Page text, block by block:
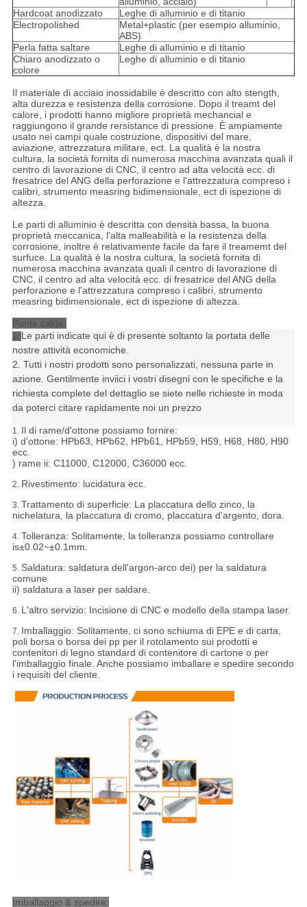
Hardcoat anodizzato
Leghe di alluminio e di titanio
Electropolished
Metal+plastic (per esempio alluminio,
ABS)
Perla fatta saltare
Leghe di alluminio e di titanio
Chiaro anodizzato o
colore
Leghe di alluminio e di titanio
Il materiale di acciaio inossidabile è descritto con alto stength,
alta durezza e resistenza della corrosione. Dopo il treamt del
calore, i prodotti hanno migliore proprietà mechancial e
raggiungono il grande rersistance di pressione. È ampiamente
usato nei campi quale costruzione, dispositivi del mare,
aviazione, attrezzatura militare, ect. La qualità è la nostra
cultura, la società fornita di numerosa macchina avanzata quali il
centro di lavorazione di CNC, il centro ad alta velocità ecc. di
fresatrice del ANG della perforazione e l'attrezzatura compreso i
calibri, strumento measring bidimensionale, ect di ispezione di
altezza.
Le parti di alluminio è descritta con densità bassa, la buona
proprietà meccanica, l'alta malleabilità e la resistenza della
corrosione, inoltre è relativamente facile da fare il treamemt del
surfuce. La qualità è la nostra cultura, la società fornita di
numerosa macchina avanzata quali il centro di lavorazione di
CNC, il centro ad alta velocità ecc. di fresatrice del ANG della
perforazione e l'attrezzatura compreso i calibri, strumento
measring bidimensionale, ect di ispezione di altezza.
Punte calde:
1. Le parti indicate qui è di presente soltanto la portata delle
nostre attività economiche.
2. Tutti i nostri prodotti sono personalizzati, nessuna parte in
azione. Gentilmente inviici i vostri disegni con le specifiche e la
richiesta complete del dettaglio se siete nelle richieste in moda
da poterci citare rapidamente noi un prezzo
1. Il di rame/d'ottone possiamo fornire:
i) d'ottone: HPb63, HPb62, HPb61, HPb59, H59, H68, H80, H90
ecc.
) rame ii: C11000, C12000, C36000 ecc.
2. Rivestimento: lucidatura ecc.
3. Trattamento di superficie: La placcatura dello zinco, la
nichelatura, la placcatura di cromo, placcatura d'argento, dora.
4. Tolleranza: Solitamente, la tolleranza possiamo controllare
is±0.02~±0.1mm.
5. Saldatura: saldatura dell'argon-arco dei) per la saldatura
comune
ii) saldatura a laser per saldare.
6. L'altro servizio: Incisione di CNC e modello della stampa laser.
7. Imballaggio: Solitamente, ci sono schiuma di EPE e di carta,
poli borsa o borsa dei pp per il rotolamento sui prodotti e
contenitori di legno standard di contenitore di cartone o per
l'imballaggio finale. Anche possiamo imballare e spedire secondo
i requisiti del cliente.
Imballaggio & spedire: